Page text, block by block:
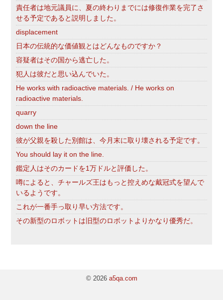
責任者は地元議員に、夏の終わりまでには修復作業を完了さ
せる予定であると説明しました。
displacement
日本の伝統的な価値観とはどんなものですか？
容疑者はその国から逃亡した。
犯人は彼だと思い込んでいた。
He works with radioactive materials. / He works on
radioactive materials.
quarry
down the line
彼が父親を殺した別館は、今月末に取り壊される予定です。
You should lay it on the line.
鑑定人はそのカードを1万ドルと評価した。
噂によると、チャールズ王はもっと控えめな戴冠式を望んで
いるようです。
これが一番手っ取り早い方法です。
その新型のロボットは旧型のロボットよりかなり優秀だ。
© 2026 a5qa.com